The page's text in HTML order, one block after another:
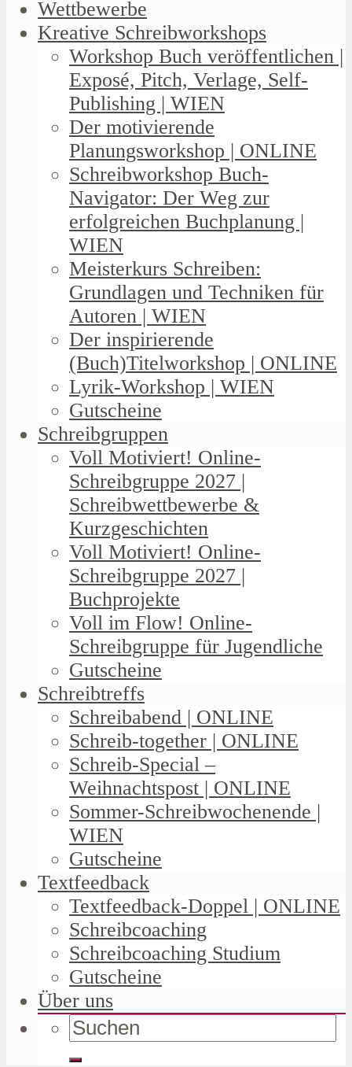
Wettbewerbe
Kreative Schreibworkshops
Workshop Buch veröffentlichen |
Exposé, Pitch, Verlage, Self-
Publishing | WIEN
Der motivierende
Planungsworkshop | ONLINE
Schreibworkshop Buch-
Navigator: Der Weg zur
erfolgreichen Buchplanung |
WIEN
Meisterkurs Schreiben:
Grundlagen und Techniken für
Autoren | WIEN
Der inspirierende
(Buch)Titelworkshop | ONLINE
Lyrik-Workshop | WIEN
Gutscheine
Schreibgruppen
Voll Motiviert! Online-
Schreibgruppe 2027 |
Schreibwettbewerbe &
Kurzgeschichten
Voll Motiviert! Online-
Schreibgruppe 2027 |
Buchprojekte
Voll im Flow! Online-
Schreibgruppe für Jugendliche
Gutscheine
Schreibtreffs
Schreibabend | ONLINE
Schreib-together | ONLINE
Schreib-Special –
Weihnachtspost | ONLINE
Sommer-Schreibwochenende |
WIEN
Gutscheine
Textfeedback
Textfeedback-Doppel | ONLINE
Schreibcoaching
Schreibcoaching Studium
Gutscheine
Über uns